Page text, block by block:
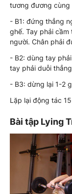
tương đương cùng
- B1: đứng thẳng
ghế. Tay phải
người. Chân phải
- B2: dùng tay
tay phải duỗi
- B3: dừng lại 1-2
Lặp lại động tác
Bài tập Lying